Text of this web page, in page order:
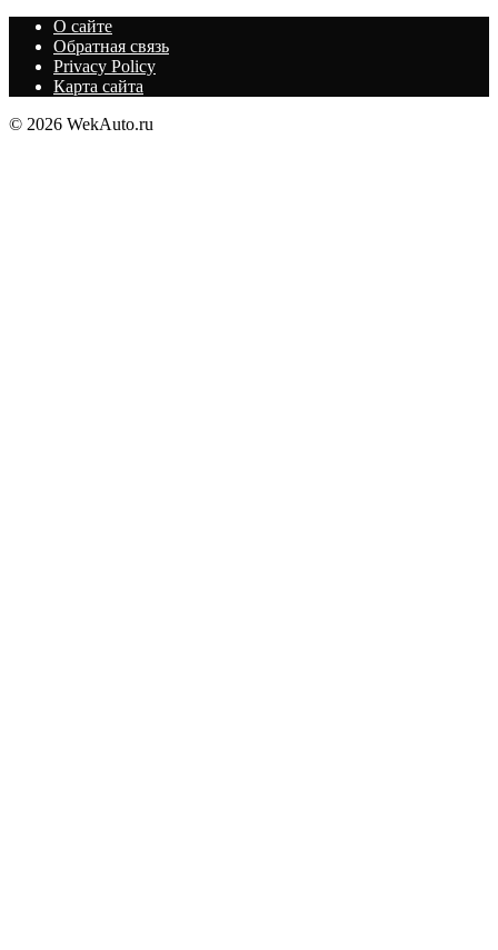
О сайте
Обратная связь
Privacy Policy
Карта сайта
© 2026 WekAuto.ru